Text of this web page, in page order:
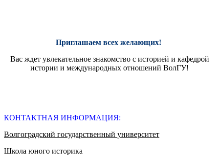
Приглашаем всех желающих!
Вас ждет увлекательное знакомство с историей и кафедрой
истории и международных отношений ВолГУ!
КОНТАКТНАЯ ИНФОРМАЦИЯ:
Волгоградский государственный университет
Школа юного историка